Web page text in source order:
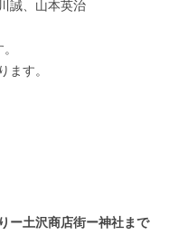
誠、山本英治
ます。
ー土沢商店街ー神社まで